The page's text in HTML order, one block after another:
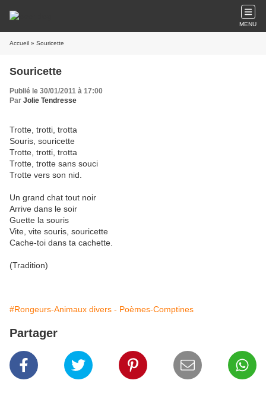
MENU
Accueil » Souricette
Souricette
Publié le 30/01/2011 à 17:00
Par Jolie Tendresse
Trotte, trotti, trotta
Souris, souricette
Trotte, trotti, trotta
Trotte, trotte sans souci
Trotte vers son nid.
Un grand chat tout noir
Arrive dans le soir
Guette la souris
Vite, vite souris, souricette
Cache-toi dans ta cachette.
(Tradition)
#Rongeurs-Animaux divers - Poèmes-Comptines
Partager